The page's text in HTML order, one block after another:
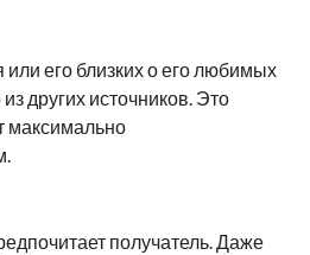
или его близких о его любимых
других источников. Это
максимально
получатель. Даже